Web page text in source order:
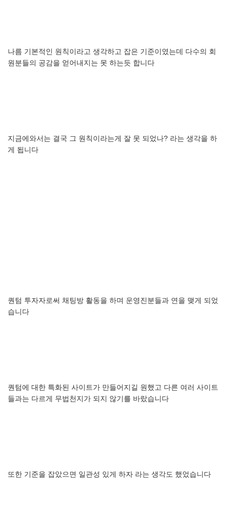
나름 기본적인 원칙이라고 생각하고 잡은 기준이였는데 다수의 회
원분들의 공감을 얻어내지는 못 하는듯 합니다
지금에와서는 결국 그 원칙이라는게 잘 못 되었나? 라는 생각을 하
게 됩니다
퀀텀 투자자로써 채팅방 활동을 하며 운영진분들과 연을 맺게 되었
습니다
퀀텀에 대한 특화된 사이트가 만들어지길 원했고 다른 여러 사이트
들과는 다르게 무법천지가 되지 않기를 바랐습니다
또한 기준을 잡았으면 일관성 있게 하자 라는 생각도 했었습니다